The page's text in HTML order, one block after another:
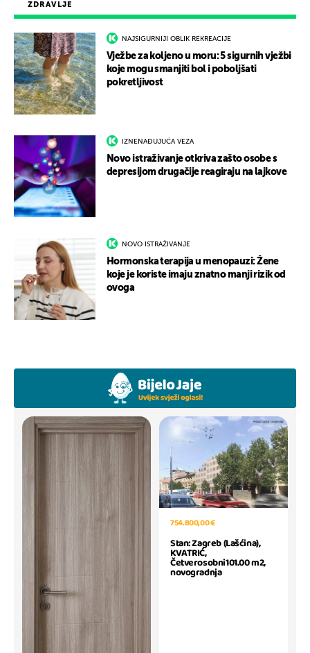
ZDRAVLJE
NAJSIGURNIJI OBLIK REKREACIJE
Vježbe za koljeno u moru: 5 sigurnih vježbi
koje mogu smanjiti bol i poboljšati
pokretljivost
IZNENAĐUJUĆA VEZA
Novo istraživanje otkriva zašto osobe s
depresijom drugačije reagiraju na lajkove
NOVO ISTRAŽIVANJE
Hormonska terapija u menopauzi: Žene
koje je koriste imaju znatno manji rizik od
ovoga
754.800,00 €
Stan: Zagreb (Lašćina),
KVATRIĆ,
Četverosobni101.00 m2,
novogradnja